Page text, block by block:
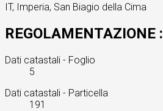
IT, Imperia, San Biagio della Cima
REGOLAMENTAZIONE :
Dati catastali - Foglio
5
Dati catastali - Particella
191